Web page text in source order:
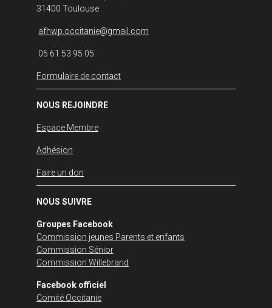
31400 Toulouse
afhwp.occitanie@gmail.com
05 61 53 95 05
Formulaire de contact
NOUS REJOINDRE
Espace Membre
Adhésion
Faire un don
NOUS SUIVRE
Groupes Facebook
Commission jeunes Parents et enfants
Commission Sénior
Commission Willebrand
Facebook officiel
Comité Occitanie